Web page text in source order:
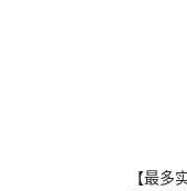
【最多